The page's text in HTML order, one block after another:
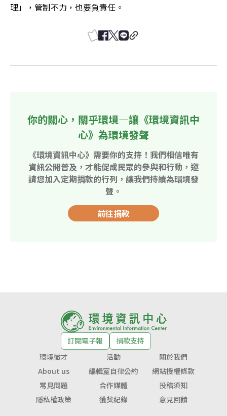
理」，管制不力，也要負責任。
你的關心，關乎環境—讓《環境資訊中
心》為環境發聲
《環境資訊中心》需要你的支持！我們相信唯有
資訊公開普及，才能促成民眾的參與和行動，邀
請您加入定期捐款的行列，讓我們持續為環境發
聲。
前往捐款
訂閱電子報
捐款支持
環境徵才
活動
關於我們
About us
編輯室自律公約
網站授權條款
常見問題
合作媒體
投稿須知
隱私權政策
獲獎紀錄 意見回饋